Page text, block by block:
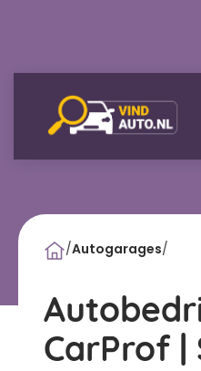
/Autogarages/
CarProf |